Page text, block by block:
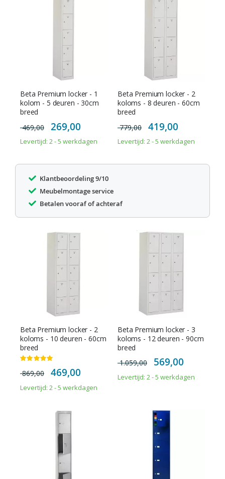
Beta Premium locker - 1
kolom - 5 deuren - 30cm
breed
469,00
Special
Price
269,00
Levertijd: 2 - 5 werkdagen
Beta Premium locker - 2
koloms - 8 deuren - 60cm
breed
779,00
Special
Price
419,00
Levertijd: 2 - 5 werkdagen
Klantbeoordeling 9/10
Meubelmontage service
Betalen vooraf of achteraf
Beta Premium locker - 2
koloms - 10 deuren - 60cm
breed
Waardering:
869,00
Special
Price
469,00
Levertijd: 2 - 5 werkdagen
Beta Premium locker - 3
koloms - 12 deuren - 90cm
breed
1.059,00
Special
Price
569,00
Levertijd: 2 - 5 werkdagen